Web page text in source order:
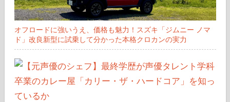
オフロードに強いうえ、価格も魅力！スズキ「ジムニー ノマ
ド」改良新型に試乗して分かった本格クロカンの実力